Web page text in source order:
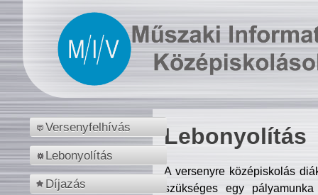
Versenyfelhívás
Lebonyolítás
Díjazás
Lebonyolítás
A versenyre középiskolás
szükséges egy